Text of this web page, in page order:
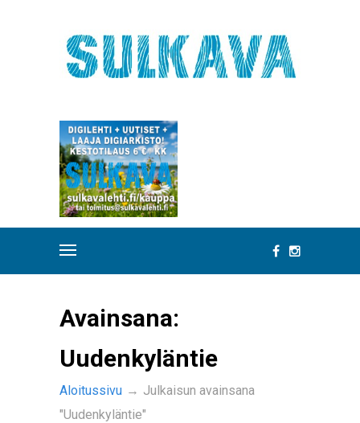
Avainsana:
Uudenkyläntie
Aloitussivu → Julkaisun avainsana
"Uudenkyläntie"